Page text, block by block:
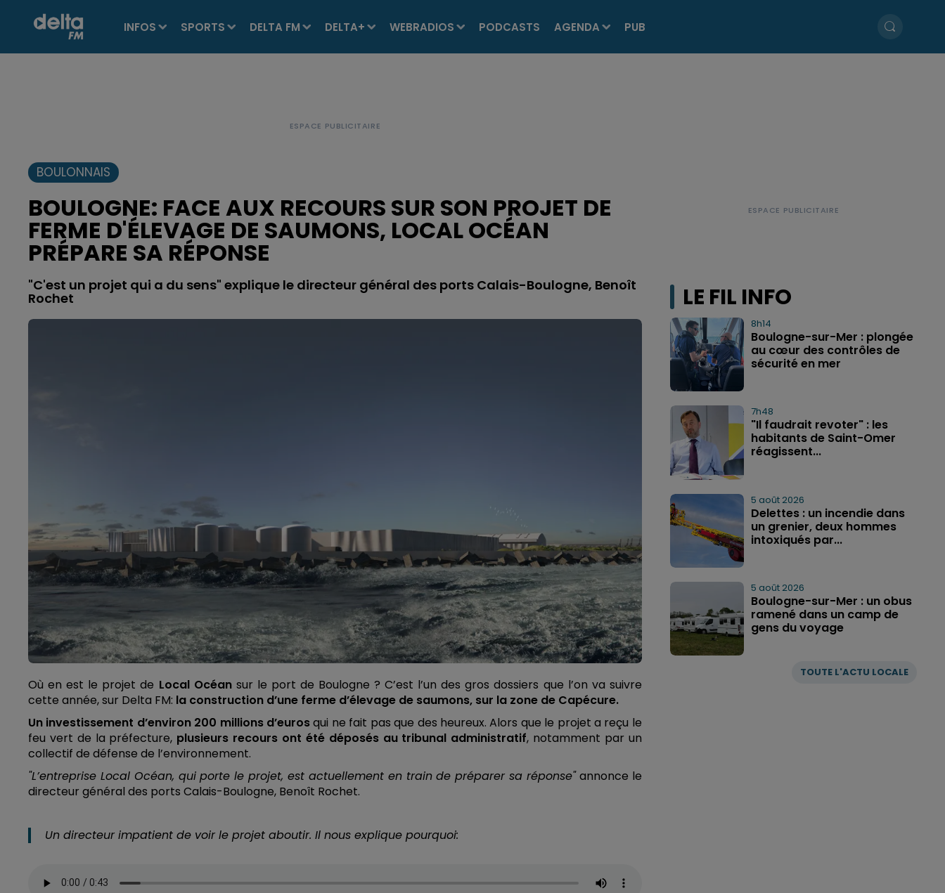
INFOS SPORTS DELTA FM DELTA+ WEBRADIOS PODCASTS AGENDA PUB
BOULONNAIS
BOULOGNE: FACE AUX RECOURS SUR SON PROJET DE
FERME D'ÉLEVAGE DE SAUMONS, LOCAL OCÉAN
PRÉPARE SA RÉPONSE
"C'est un projet qui a du sens" explique le directeur général des ports Calais-Boulogne, Benoît
Rochet
Où en est le projet de Local Océan sur le port de Boulogne ? C’est l’un des gros dossiers que l’on va suivre
cette année, sur Delta FM: la construction d’une ferme d’élevage de saumons, sur la zone de Capécure.
Un investissement d’environ 200 millions d’eurosqui ne fait pas que des heureux. Alors que le projet a reçu le
feu vert de la préfecture, plusieurs recours ont été déposés au tribunal administratif, notamment par un
collectif de défense de l’environnement.
"L’entreprise Local Océan, qui porte le projet, est actuellement en train de préparer sa réponse"annonce le
directeur général des ports Calais-Boulogne, Benoît Rochet.
Un directeur impatient de voir le projet aboutir. Il nous explique pourquoi:
LE FIL INFO
TOUTE L'ACTU LOCALE
8h14
Boulogne-sur-Mer : plongée
au cœur des contrôles de
sécurité en mer
7h48
"Il faudrait revoter" : les
habitants de Saint-Omer
réagissent...
5 août 2026
Delettes : un incendie dans
un grenier, deux hommes
intoxiqués par...
5 août 2026
Boulogne-sur-Mer : un obus
ramené dans un camp de
gens du voyage